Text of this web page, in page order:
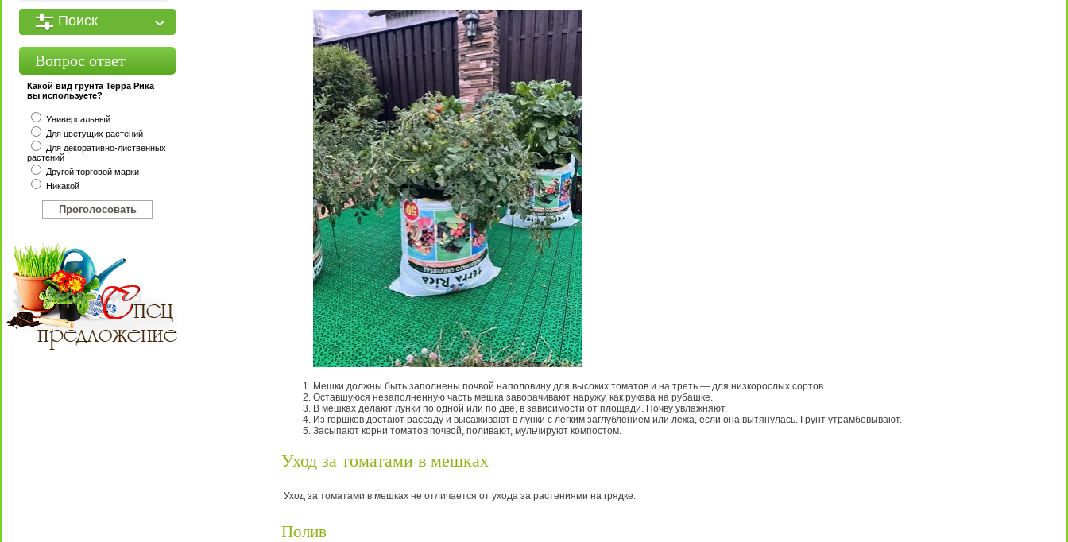
Поиск
Вопрос ответ
Какой вид грунта Терра Рика
вы используете?
Универсальный
Для цветущих растений
Для декоративно-лиственных
растений
Другой торговой марки
Никакой
Мешки должны быть заполнены почвой наполовину для высоких томатов и на треть — для низкорослых сортов.
Оставшуюся незаполненную часть мешка заворачивают наружу, как рукава на рубашке.
В мешках делают лунки по одной или по две, в зависимости от площади. Почву увлажняют.
Из горшков достают рассаду и высаживают в лунки с лёгким заглублением или лежа, если она вытянулась. Грунт утрамбовывают.
Засыпают корни томатов почвой, поливают, мульчируют компостом.
Уход за томатами в мешках
Уход за томатами в мешках не отличается от ухода за растениями на грядке.
Полив